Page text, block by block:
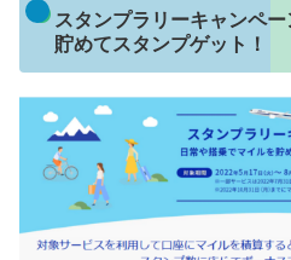
スタンプラリーキャンペ
貯めてスタンプゲット！